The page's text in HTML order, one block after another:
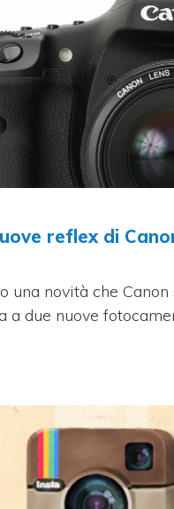
reflex di
una novità che
a due nuove